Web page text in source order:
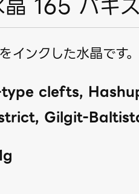
インクした水晶です
clefts,
Gilgit-